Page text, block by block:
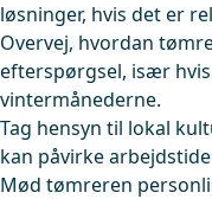
løsninger, hvis det er
Overvej, hvordan
efterspørgsel, især
vintermånederne.
Tag hensyn til lokal
kan påvirke
Mød tømreren